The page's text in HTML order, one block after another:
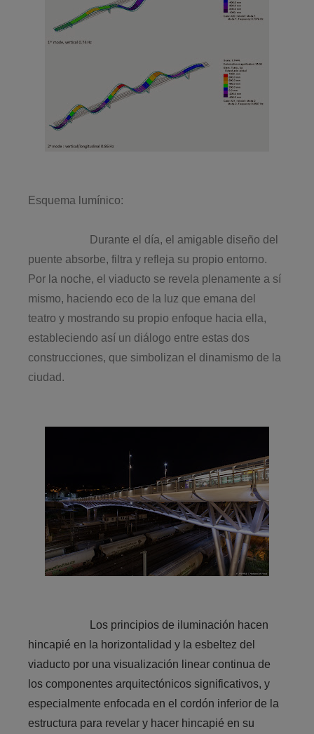
Esquema lumínico:
Durante el día, el amigable diseño del
puente absorbe, filtra y refleja su propio entorno.
Por la noche, el viaducto se revela plenamente a sí
mismo, haciendo eco de la luz que emana del
teatro y mostrando su propio enfoque hacia ella,
estableciendo así un diálogo entre estas dos
construcciones, que simbolizan el dinamismo de la
ciudad.
Los principios de iluminación hacen
hincapié en la horizontalidad y la esbeltez del
viaducto por una visualización linear continua de
los componentes arquitectónicos significativos, y
especialmente enfocada en el cordón inferior de la
estructura para revelar y hacer hincapié en su